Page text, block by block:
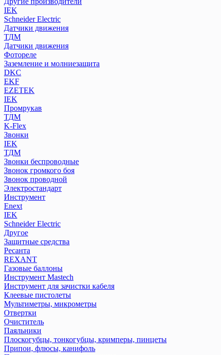
IEK
Schneider Electric
Датчики движения
ТДМ
Датчики движения
Фотореле
Заземление и молниезащита
DKC
EKF
EZETEK
IEK
Промрукав
ТДМ
K-Flex
Звонки
IEK
ТДМ
Звонки беспроводные
Звонок громкого боя
Звонок проводной
Электростандарт
Инструмент
Enext
IEK
Schneider Electric
Другое
Защитные средства
Ресанта
REXANT
Газовые баллоны
Инструмент Mastech
Инструмент для зачистки кабеля
Клеевые пистолеты
Мультиметры, микрометры
Отвертки
Очиститель
Паяльники
Плоскогубцы, тонкогубцы, кримперы, пинцеты
Припои, флюсы, канифоль